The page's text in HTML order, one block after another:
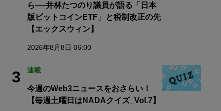
ら──井林たつのり議員が語る「日本
版ビットコインETF」と税制改正の先
【エックスウィン】
2026年8月8日 06:00
3 連載
今週のWeb3ニュースをおさらい！
【毎週土曜日はNADAクイズ_Vol.7】